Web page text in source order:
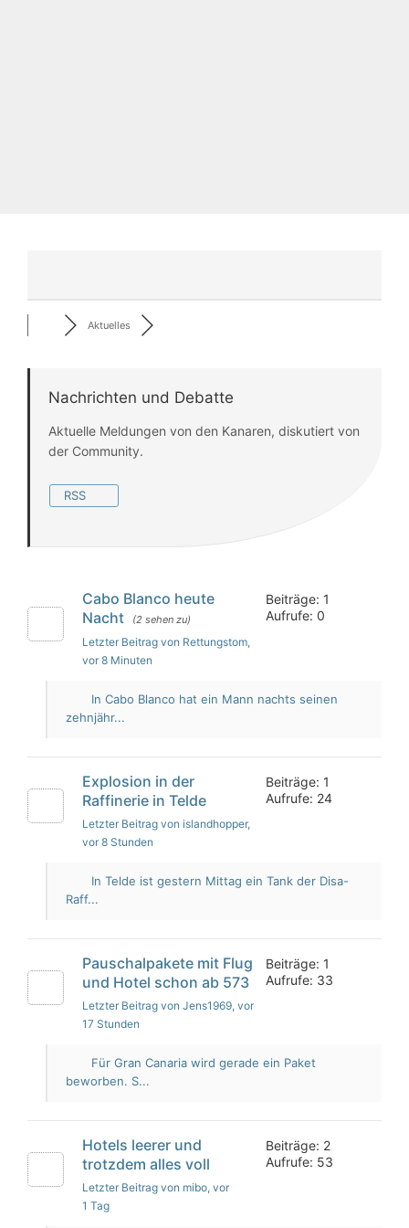
Aktuelles
Nachrichten und Debatte
Aktuelle Meldungen von den Kanaren, diskutiert von
der Community.
RSS
Cabo Blanco heute
Nacht
(2 sehen zu)
Letzter Beitrag von Rettungstom,
vor 8 Minuten
Beiträge: 1
Aufrufe: 0
In Cabo Blanco hat ein Mann nachts seinen
zehnjähr...
Explosion in der
Raffinerie in Telde
Letzter Beitrag von islandhopper,
vor 8 Stunden
Beiträge: 1
Aufrufe: 24
In Telde ist gestern Mittag ein Tank der Disa-
Raff...
Pauschalpakete mit Flug
und Hotel schon ab 573
Letzter Beitrag von Jens1969, vor
17 Stunden
Beiträge: 1
Aufrufe: 33
Für Gran Canaria wird gerade ein Paket
beworben. S...
Hotels leerer und
trotzdem alles voll
Letzter Beitrag von mibo, vor
1 Tag
Beiträge: 2
Aufrufe: 53